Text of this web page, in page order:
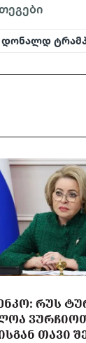
დონალდ
ᲠᲣᲡ
ᲗᲐᲕᲘ